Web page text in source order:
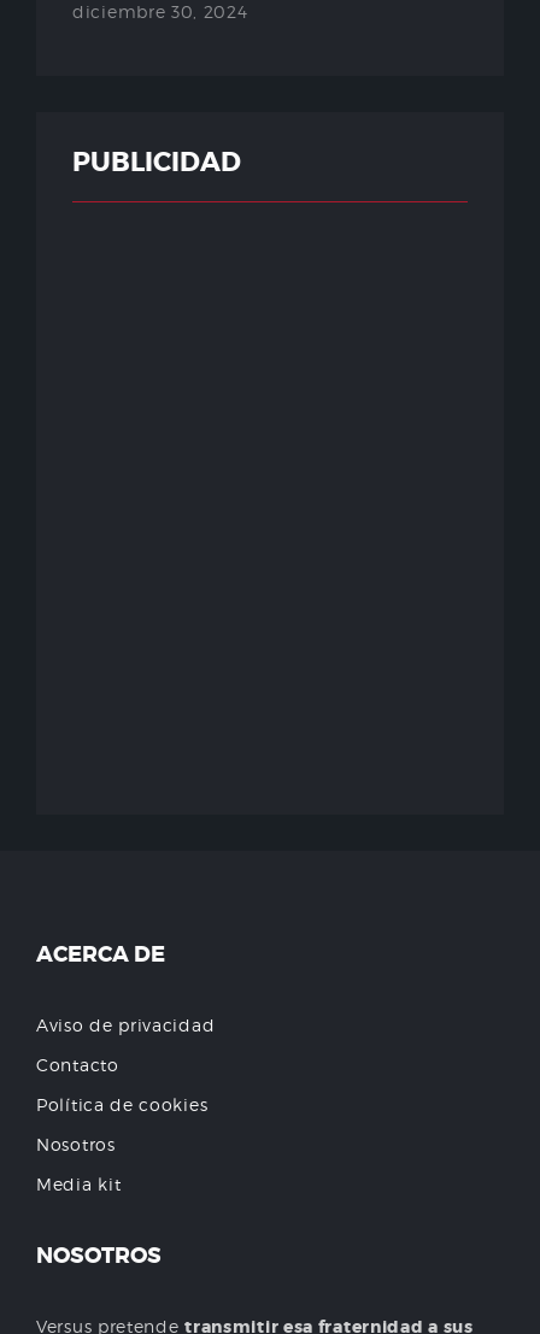
diciembre 30, 2024
PUBLICIDAD
ACERCA DE
Aviso de privacidad
Contacto
Política de cookies
Nosotros
Media kit
NOSOTROS
Versus pretendetransmitir esa fraternidad a sus